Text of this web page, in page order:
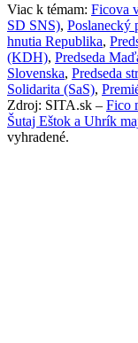
Viac k témam: Ficova
SD SNS), Poslanecký
hnutia Republika,
(KDH), Predseda
Slovenska, Predseda
Solidarita (SaS),
Zdroj: SITA.sk – Fico
Šutaj Eštok a Uhrík
vyhradené.